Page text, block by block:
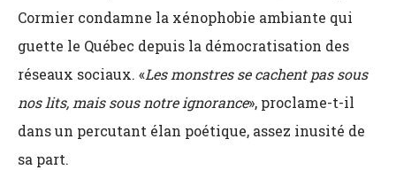
Cormier condamne la xénophobie ambiante qui
guette le Québec depuis la démocratisation des
réseaux sociaux. «Les monstres se cachent pas sous
nos lits, mais sous notre ignorance», proclame-t-il
dans un percutant élan poétique, assez inusité de
sa part.